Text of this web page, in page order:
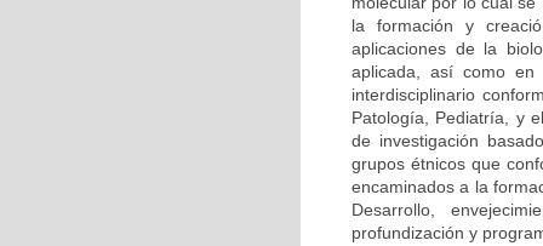
la formación y
aplicaciones de la
aplicada, así como en
interdisciplinario
Patología, Pediatría, y
de investigación
grupos étnicos que
encaminados a la
Desarrollo,
profundización y